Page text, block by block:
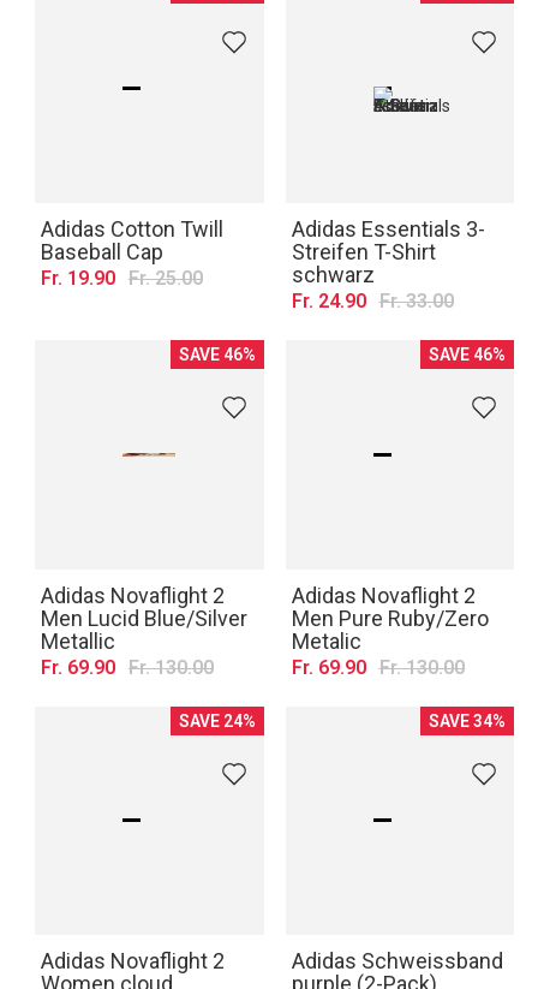
Adidas Cotton Twill
Baseball Cap
Fr. 19.90 Fr. 25.00
Adidas Essentials 3-
Streifen T-Shirt
schwarz
Fr. 24.90 Fr. 33.00
SAVE 46%
Adidas Novaflight 2
Men Lucid Blue/Silver
Metallic
Fr. 69.90 Fr. 130.00
SAVE 46%
Adidas Novaflight 2
Men Pure Ruby/Zero
Metalic
Fr. 69.90 Fr. 130.00
SAVE 24%
Adidas Novaflight 2
Women cloud
SAVE 34%
Adidas Schweissband
purple (2-Pack)